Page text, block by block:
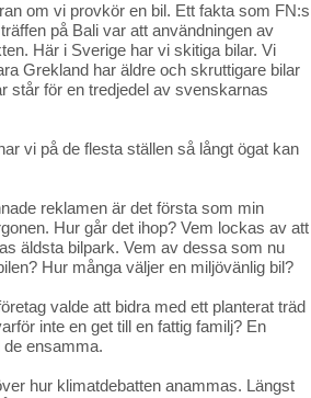
om vi provkör en bil. Ett fakta som FN:s
på Bali var att användningen av
Här i Sverige har vi skitiga bilar. Vi
Grekland har äldre och skruttigare bilar
står för en tredjedel av svenskarnas
vi på de flesta ställen så långt ögat kan
reklamen är det första som min
Hur går det ihop? Vem lockas av att
äldsta bilpark. Vem av dessa som nu
Hur många väljer en miljövänlig bil?
valde att bidra med ett planterat träd
inte en get till en fattig familj? En
ensamma.
hur klimatdebatten anammas. Längst